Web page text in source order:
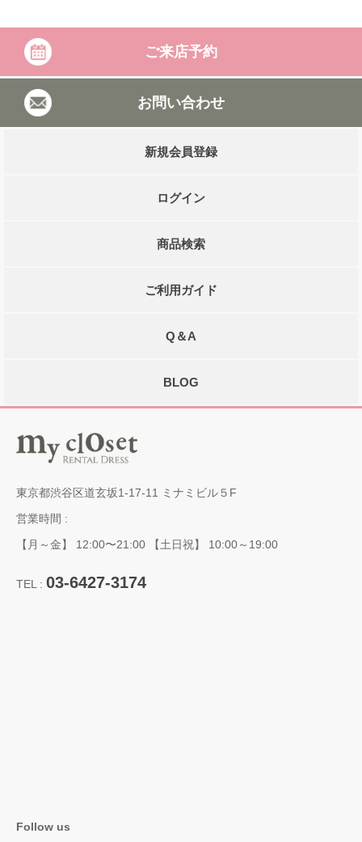
ご来店予約
お問い合わせ
新規会員登録
ログイン
商品検索
ご利用ガイド
Q＆A
BLOG
東京都渋谷区道玄坂1-17-11 ミナミビル５F
営業時間 :
【月～金】 12:00〜21:00 【土日祝】 10:00～19:00
TEL : 03-6427-3174
Follow us